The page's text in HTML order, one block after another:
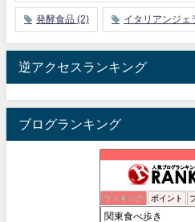
発酵食品 (2) イタリアンジェ
逆アクセスランキング
ブログランキング
ランキング ポイント
18位 パラリーガル
19位 どっか行ったりなん